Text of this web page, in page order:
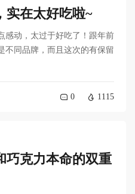
实在太好吃啦~
感动，太过于好吃了！跟年前
不同品牌，而且这次的有保留
0 1115
巧克力本命的双重